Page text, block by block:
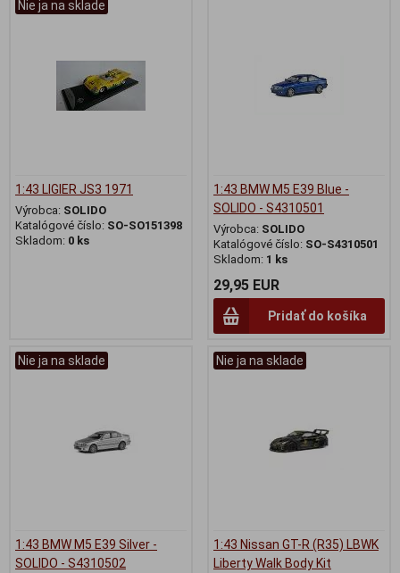
Nie ja na sklade
1:43 LIGIER JS3 1971
Výrobca: SOLIDO
Katalógové číslo: SO-SO151398
Skladom: 0 ks
1:43 BMW M5 E39 Blue -
SOLIDO - S4310501
Výrobca: SOLIDO
Katalógové číslo: SO-S4310501
Skladom: 1 ks
29,95 EUR
Pridať do košíka
Nie ja na sklade
1:43 BMW M5 E39 Silver -
SOLIDO - S4310502
Nie ja na sklade
1:43 Nissan GT-R (R35) LBWK
Liberty Walk Body Kit